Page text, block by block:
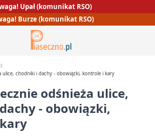
Upał (komunikat RSO)
Burze (komunikat RSO)
ulice, chodniki i dachy - obowiązki, kontrole i kary
odśnieża ulice,
- obowiązki,